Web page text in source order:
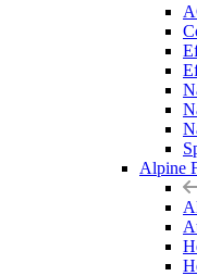
Alpine